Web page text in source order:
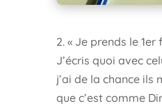
2. « Je prends le
J’écris quoi avec
j’ai de la chance ils
que c’est comme